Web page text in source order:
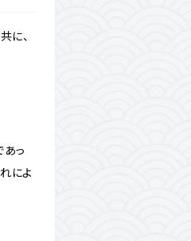
に、
っ
によ